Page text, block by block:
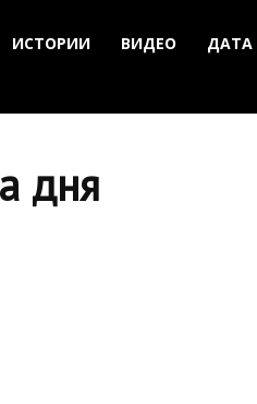
ИСТОРИИ ВИДЕО ДАТА
дня